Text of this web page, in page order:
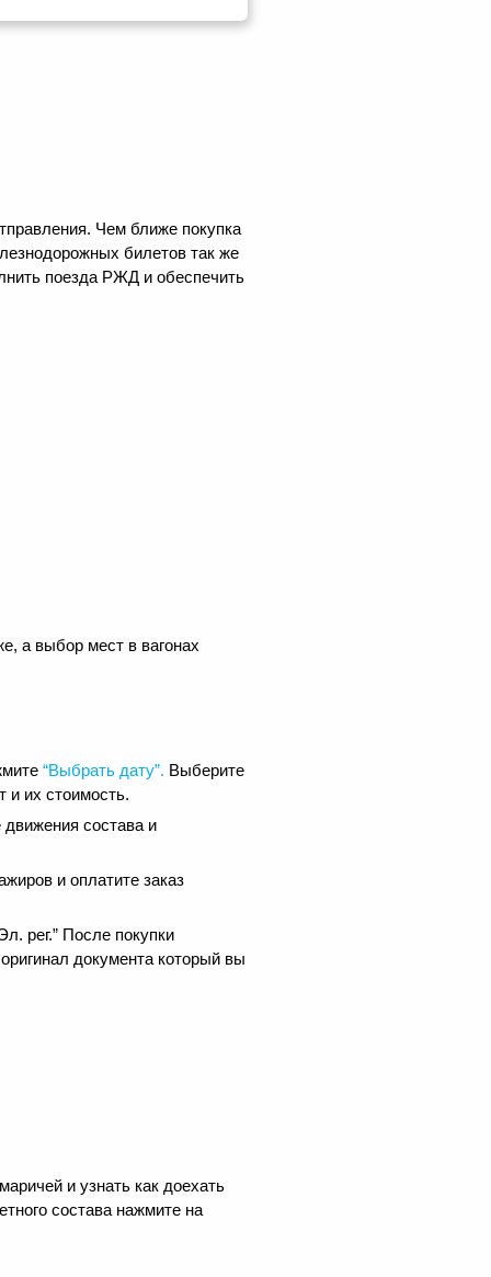
Чем ближе покупка
билетов так же
поезда РЖД и обеспечить
а выбор мест в вагонах
“Выбрать дату”. Выберите
и их стоимость.
состава и
и оплатите заказ
рег.” После покупки
документа который вы
и узнать как доехать
состава нажмите на